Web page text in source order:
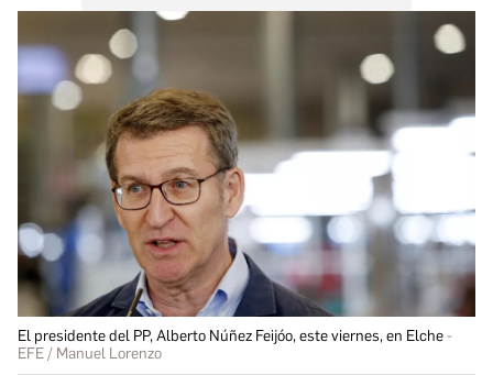
El presidente del PP, Alberto Núñez Feijóo, este viernes, en Elche
EFE / Manuel Lorenzo